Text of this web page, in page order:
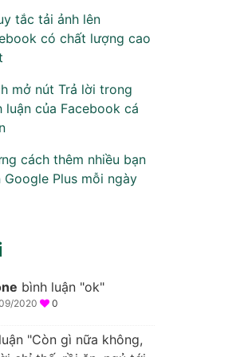
tắc tải ảnh lên
có chất lượng cao
mở nút Trả lời trong
luận của Facebook cá
cách thêm nhiều bạn
Google Plus mỗi ngày
bình luận "ok"
2020 0
"Còn gì nữa không,